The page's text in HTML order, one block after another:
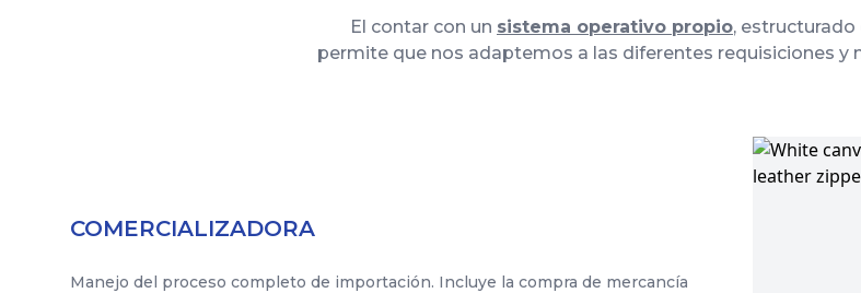
El contar con un sistema operativo propio,
permite que nos adaptemos a las diferentes requisiciones y
COMERCIALIZADORA
Manejo del proceso completo de importación. Incluye la compra de mercancía